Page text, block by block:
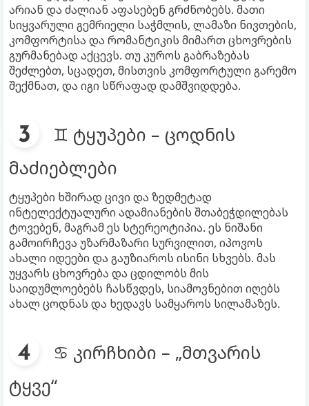
არიან და ძალიან აფასებენ გრძნობებს. მათი
სიყვარული გემრიელი საჭმლის, ლამაზი ნივთების,
კომფორტისა და რომანტიკის მიმართ ცხოვრების
გურმანებად აქცევს. თუ კუროს გაბრაზებას
შეძლებთ, სცადეთ, მისთვის კომფორტული გარემო
შექმნათ, და იგი სწრაფად დამშვიდდება.
♊ ტყუპები – ცოდნის
მაძიებლები
ტყუპები ხშირად ცივი და ზედმეტად
ინტელექტუალური ადამიანების შთაბეჭდილებას
ტოვებენ, მაგრამ ეს სტერეოტიპია. ეს ნიშანი
გამოირჩევა უზარმაზარი სურვილით, იპოვოს
ახალი იდეები და გაუზიაროს ისინი სხვებს. მას
უყვარს ცხოვრება და ცდილობს მის
საიდუმლოებებს ჩასწვდეს, სიამოვნებით იღებს
ახალ ცოდნას და ხედავს სამყაროს სილამაზეს.
♋ კირჩხიბი – „მთვარის
ტყვე“